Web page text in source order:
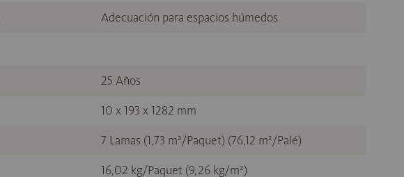
Adecuación para espacios húmedos
25 Años
10 x 193 x 1282 mm
7 Lamas (1,73 m²/Paquet) (76,12 m²/Palé)
16,02 kg/Paquet (9,26 kg/m²)